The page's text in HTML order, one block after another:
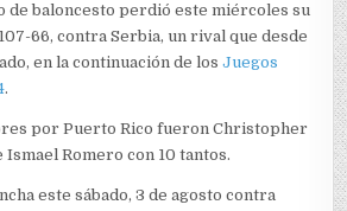
de baloncesto perdió este miércoles su
66, contra Serbia, un rival que desde
en la continuación de losJuegos
.
por Puerto Rico fueron Christopher
Romero con 10 tantos.
este sábado, 3 de agosto contra